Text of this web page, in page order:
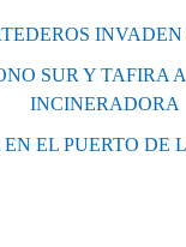
SUR Y TAFIRA
INCINERADORA
EL PUERTO